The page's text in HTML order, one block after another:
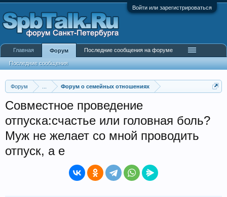
Войти или зарегистрироваться
Форум Форум о семейных отношениях
Совместное проведение
отпуска:счастье или головная боль?
Муж не желает со мной проводить
отпуск, а е
Главная Форум
Последние сообщения
Последние сообщения на форуме